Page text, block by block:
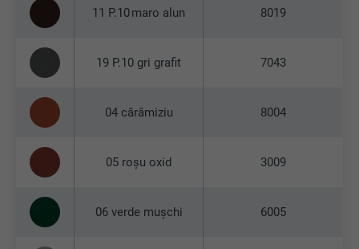
11 P.10 maro alun 8019
19 P.10 gri grafit 7043
04 cărămiziu 8004
05 roșu oxid 3009
06 verde mușchi 6005